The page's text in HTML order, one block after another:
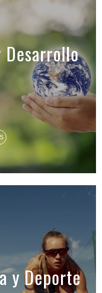
Desarrollo
y Deporte